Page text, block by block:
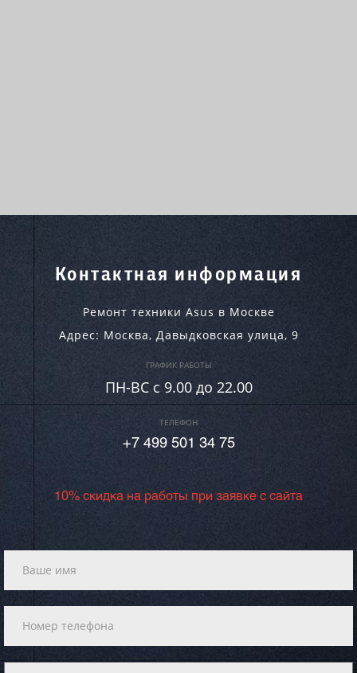
Контактная информация
Ремонт техники Asus в Москве
Адрес: Москва, Давыдковская улица, 9
ГРАФИК РАБОТЫ
ПН-ВC c 9.00 до 22.00
ТЕЛЕФОН
+7 499 501 34 75
10% скидка на работы при заявке с сайта